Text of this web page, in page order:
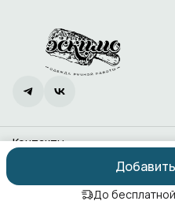
До
Контакты
Ростов-на-Дону, проспект
Телефон
8 (966) 988-83-88
ОплатаДоставкаПравила